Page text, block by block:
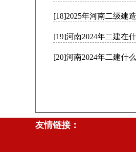
[18]2025年河南二级建
[19]河南2024年二建在
[20]河南2024年二建什
友情链接：